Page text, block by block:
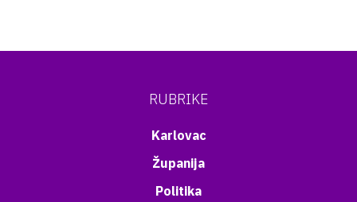
RUBRIKE
Karlovac
Županija
Politika